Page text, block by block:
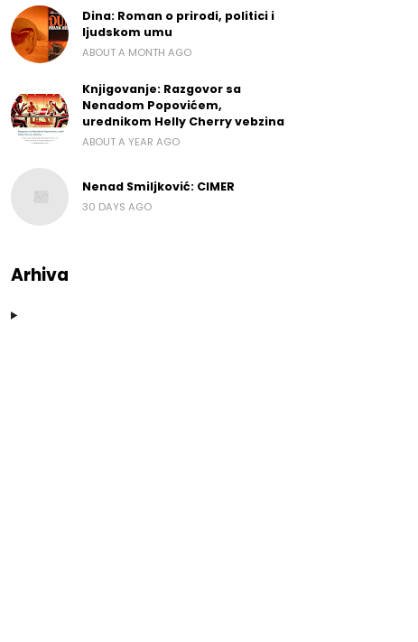
Dina: Roman o prirodi, politici i
ljudskom umu
ABOUT A MONTH AGO
Knjigovanje: Razgovor sa
Nenadom Popovićem,
urednikom Helly Cherry vebzina
ABOUT A YEAR AGO
Nenad Smiljković: CIMER
30 DAYS AGO
Arhiva